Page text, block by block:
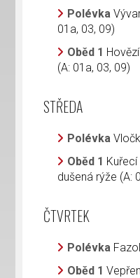
Polévka
01a, 03, 09)
Oběd 1
(A: 01a, 03, 09)
STŘEDA
Polévka
Oběd 1
dušená rýže (A:
ČTVRTEK
Polévka
Oběd 1